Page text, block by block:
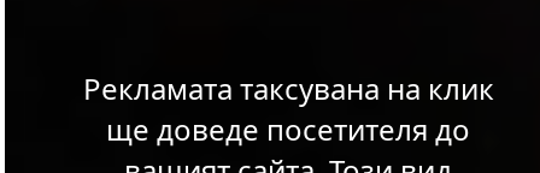
Рекламата таксувана на клик
ще доведе посетителя до